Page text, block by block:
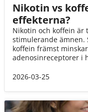
Nikotin vs
effekterna?
Nikotin och koffein är
stimulerande ämnen.
koffein främst
adenosinreceptorer i
vakenhet och
kulturen.
2026-03-25